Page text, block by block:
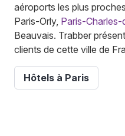
aéroports les plus
Paris-Orly, Paris-Charles-
Beauvais. Trabber
clients de cette ville de
Hôtels à Paris